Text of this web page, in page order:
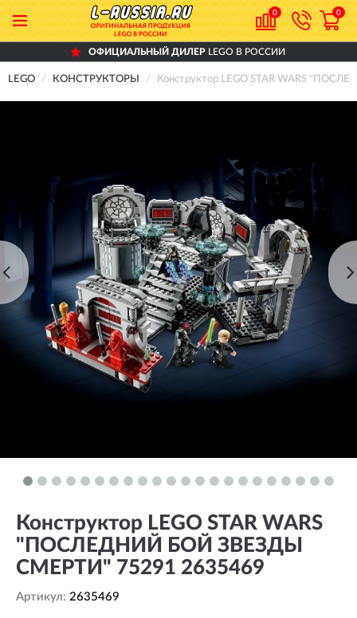
0 0
ОФИЦИАЛЬНЫЙ ДИЛЕР LEGO В РОССИИ
LEGO КОНСТРУКТОРЫ Конструктор LEGO STAR WARS
Конструктор LEGO STAR WARS
"ПОСЛЕДНИЙ БОЙ ЗВЕЗДЫ
СМЕРТИ" 75291 2635469
Артикул: 2635469